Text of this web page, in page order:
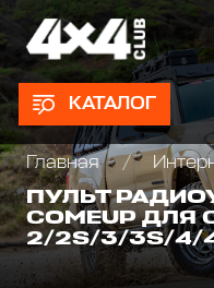
КАТАЛОГ
Главная
ПУЛЬТ
COMEUP ДЛЯ
2/2S/3/3S/4/